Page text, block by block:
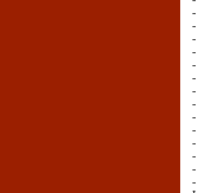
-
-
-
-
-
-
-
-
-
-
-
-
-
-